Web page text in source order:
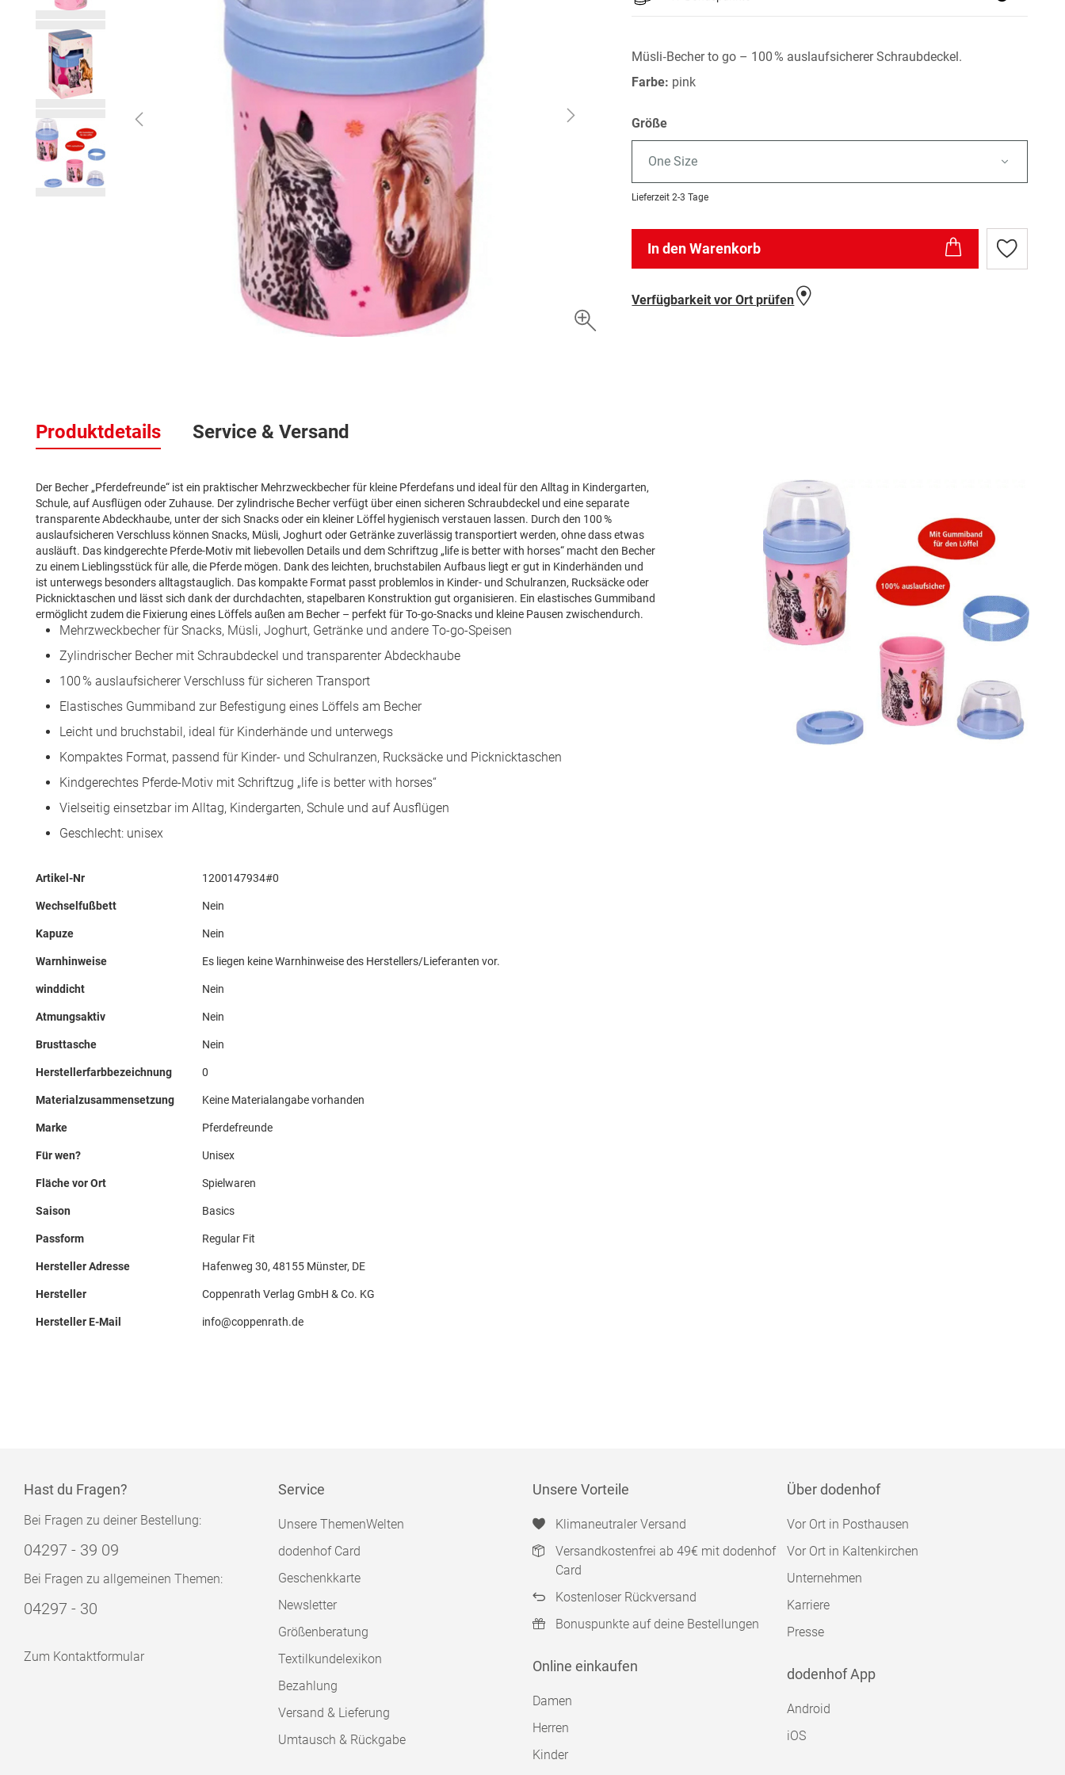
der
Bildergalerie
Müsli‑Becher to go – 100 % auslaufsicherer Schraubdeckel.
Farbe: pink
Größe
One Size
Lieferzeit 2-3 Tage
In den Warenkorb
Zur
Wunschliste
Verfügbarkeit vor Ort prüfen
Produktdetails
Der Becher „Pferdefreunde“ ist ein praktischer Mehrzweckbecher für kleine Pferdefans und ideal für den Alltag in Kindergarten,
Schule, auf Ausflügen oder Zuhause. Der zylindrische Becher verfügt über einen sicheren Schraubdeckel und eine separate
transparente Abdeckhaube, unter der sich Snacks oder ein kleiner Löffel hygienisch verstauen lassen. Durch den 100 %
auslaufsicheren Verschluss können Snacks, Müsli, Joghurt oder Getränke zuverlässig transportiert werden, ohne dass etwas
ausläuft. Das kindgerechte Pferde-Motiv mit liebevollen Details und dem Schriftzug „life is better with horses“ macht den Becher
zu einem Lieblingsstück für alle, die Pferde mögen. Dank des leichten, bruchstabilen Aufbaus liegt er gut in Kinderhänden und
ist unterwegs besonders alltagstauglich. Das kompakte Format passt problemlos in Kinder- und Schulranzen, Rucksäcke oder
Picknicktaschen und lässt sich dank der durchdachten, stapelbaren Konstruktion gut organisieren. Ein elastisches Gummiband
ermöglicht zudem die Fixierung eines Löffels außen am Becher – perfekt für To-go-Snacks und kleine Pausen zwischendurch.
Mehrzweckbecher für Snacks, Müsli, Joghurt, Getränke und andere To-go-Speisen
Zylindrischer Becher mit Schraubdeckel und transparenter Abdeckhaube
100 % auslaufsicherer Verschluss für sicheren Transport
Elastisches Gummiband zur Befestigung eines Löffels am Becher
Leicht und bruchstabil, ideal für Kinderhände und unterwegs
Kompaktes Format, passend für Kinder- und Schulranzen, Rucksäcke und Picknicktaschen
Kindgerechtes Pferde-Motiv mit Schriftzug „life is better with horses“
Vielseitig einsetzbar im Alltag, Kindergarten, Schule und auf Ausflügen
Geschlecht: unisex
Mehr
Artikel-Nr 1200147934#0
Wechselfußbett Nein
Kapuze Nein
Warnhinweise Es liegen keine Warnhinweise des Herstellers/Lieferanten vor.
winddicht Nein
Atmungsaktiv Nein
Brusttasche Nein
Herstellerfarbbezeichnung 0
Materialzusammensetzung Keine Materialangabe vorhanden
Marke Pferdefreunde
Für wen? Unisex
Fläche vor Ort Spielwaren
Saison Basics
Passform Regular Fit
Hersteller Adresse Hafenweg 30, 48155 Münster, DE
Hersteller Coppenrath Verlag GmbH & Co. KG
Hersteller E-Mail info@coppenrath.de
Service & Versand
Hast du Fragen?
Bei Fragen zu deiner Bestellung:
04297 - 39 09
Bei Fragen zu allgemeinen Themen:
04297 - 30
Zum Kontaktformular
Service
Unsere ThemenWelten
dodenhof Card
Geschenkkarte
Newsletter
Größenberatung
Textilkundelexikon
Bezahlung
Versand & Lieferung
Umtausch & Rückgabe
Unsere Vorteile
Klimaneutraler Versand
Versandkostenfrei ab 49€ mit dodenhof
Card
Kostenloser Rückversand
Bonuspunkte auf deine Bestellungen
Online einkaufen
Damen
Herren
Kinder
Über dodenhof
Vor Ort in Posthausen
Vor Ort in Kaltenkirchen
Unternehmen
Karriere
Presse
dodenhof App
Android
iOS